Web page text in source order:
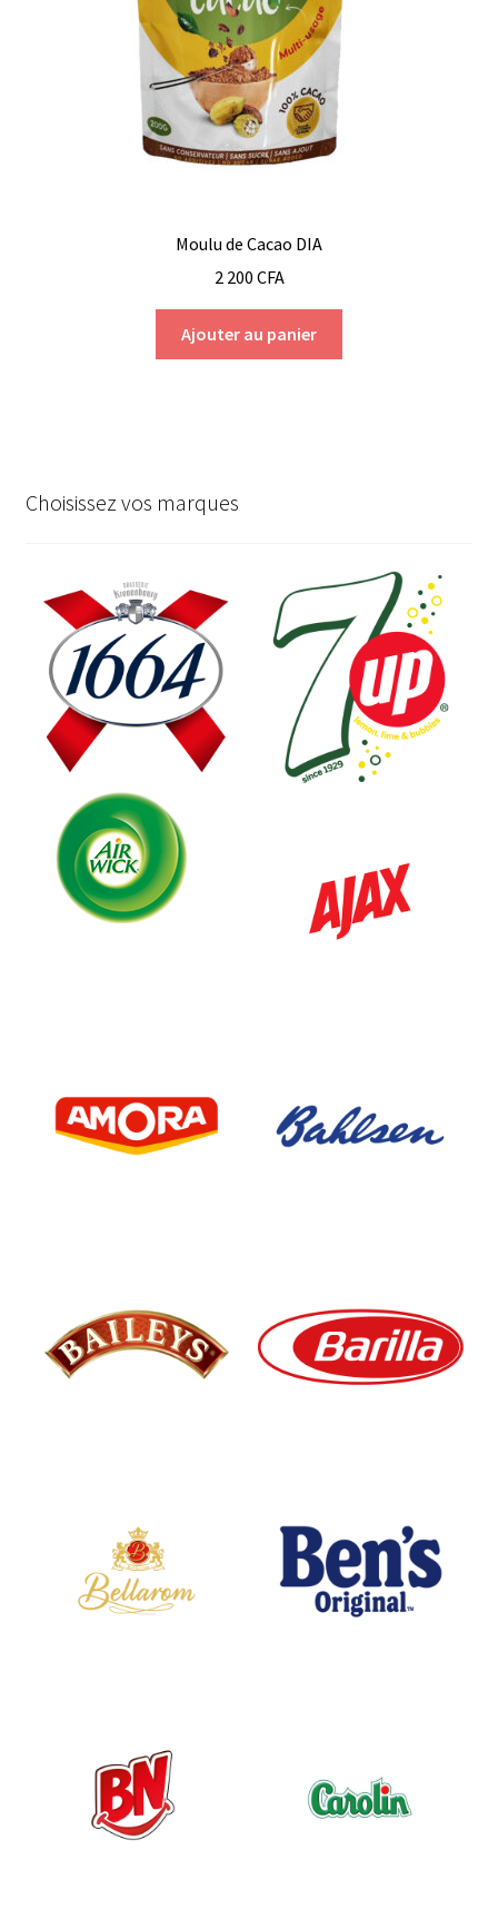
Moulu de Cacao DIA
2 200 CFA
Ajouter au panier
Choisissez vos marques